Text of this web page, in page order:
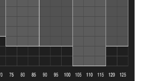
потертості, і надзвичайно
для довговічності.
PRESSIO: